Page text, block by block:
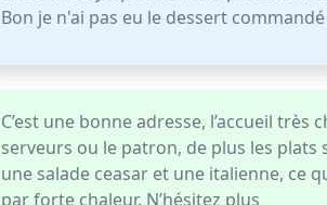
Bon je n'ai pas eu le dessert
C’est une bonne adresse, l’accueil
serveurs ou le patron, de plus les
une salade ceasar et une italienne, ce
par forte chaleur. N’hésitez plus